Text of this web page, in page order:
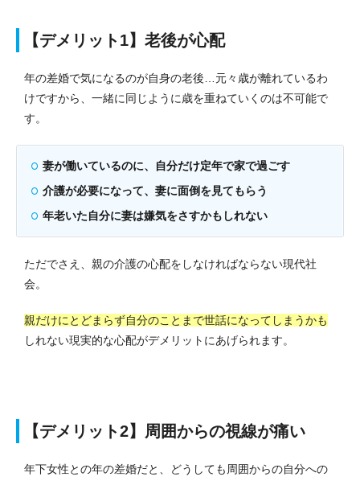
【デメリット1】老後が心配
年の差婚で気になるのが自身の老後…元々歳が離れているわ
けですから、一緒に同じように歳を重ねていくのは不可能で
す。
妻が働いているのに、自分だけ定年で家で過ごす
介護が必要になって、妻に面倒を見てもらう
年老いた自分に妻は嫌気をさすかもしれない
ただでさえ、親の介護の心配をしなければならない現代社
会。
親だけにとどまらず自分のことまで世話になってしまうかも
しれない現実的な心配がデメリットにあげられます。
【デメリット2】周囲からの視線が痛い
年下女性との年の差婚だと、どうしても周囲からの自分への